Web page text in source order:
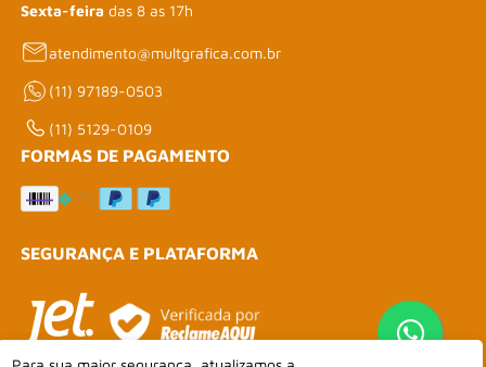
Sexta-feira das 8 as 17h
atendimento@multgrafica.com.br
(11) 97189-0503
(11) 5129-0109
FORMAS DE PAGAMENTO
SEGURANÇA E PLATAFORMA